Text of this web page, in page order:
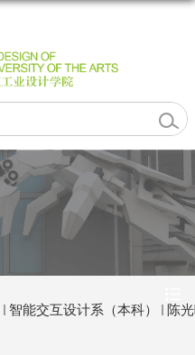
智能交互设计系（本科） 陈